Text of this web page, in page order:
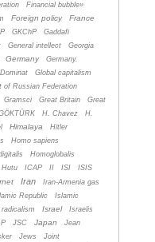
Financial bubble»
Foreign policy France
GKChP
Gaddafi
General intellect
Georgia
Germany
Germany.
Global capitalism
of Russian Federation
Gramsci Great Britain
Great
H. Chavez
H.
Himalaya
Hitler
Homo sapiens
Homoglobalis
Hutu ICAP II ISI
ISIS
Iran
Iran-Armenia gas
Republic
Islamic
Israel
Israelis
JSC Japan
Jean
Jews
Joint